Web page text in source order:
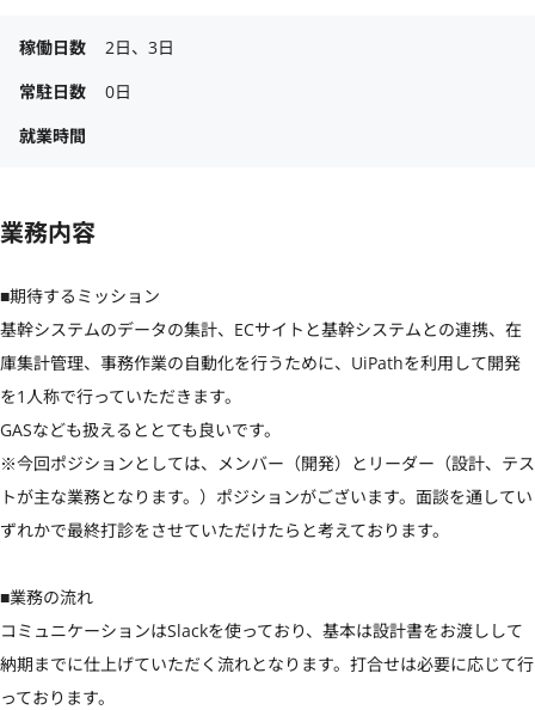
稼働日数
2日、3日
常駐日数
0日
就業時間
業務内容
■期待するミッション
基幹システムのデータの集計、ECサイトと基幹システムとの連携、在
庫集計管理、事務作業の自動化を行うために、UiPathを利用して開発
を1人称で行っていただきます。
GASなども扱えるととても良いです。
※今回ポジションとしては、メンバー（開発）とリーダー（設計、テス
トが主な業務となります。）ポジションがございます。面談を通してい
ずれかで最終打診をさせていただけたらと考えております。
■業務の流れ
コミュニケーションはSlackを使っており、基本は設計書をお渡しして
納期までに仕上げていただく流れとなります。打合せは必要に応じて行
っております。